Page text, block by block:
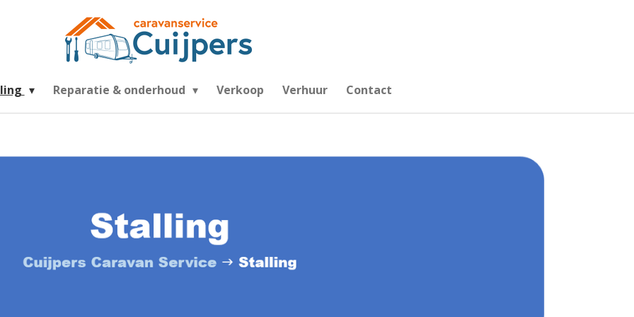
Reparatie & onderhoud Verkoop Verhuur Contact